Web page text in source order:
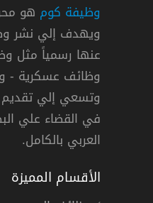
بلغصون وظائف
بلغصون
جدة
وظيفة كوم هو
ويهدف إلي نشر
عنها رسمياً مثل
وظائف عسكرية -
وتسعي إلي
في القضاء علي
العربي بالكامل.
الأقسام المميزة